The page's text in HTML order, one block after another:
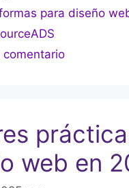
para diseño
comentario
web en